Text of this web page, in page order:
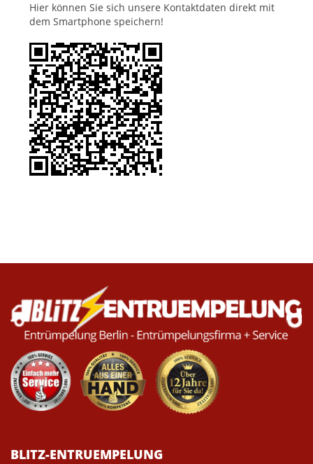
Hier können Sie sich unsere Kontaktdaten direkt mit
dem Smartphone speichern!
BLITZ-ENTRUEMPELUNG